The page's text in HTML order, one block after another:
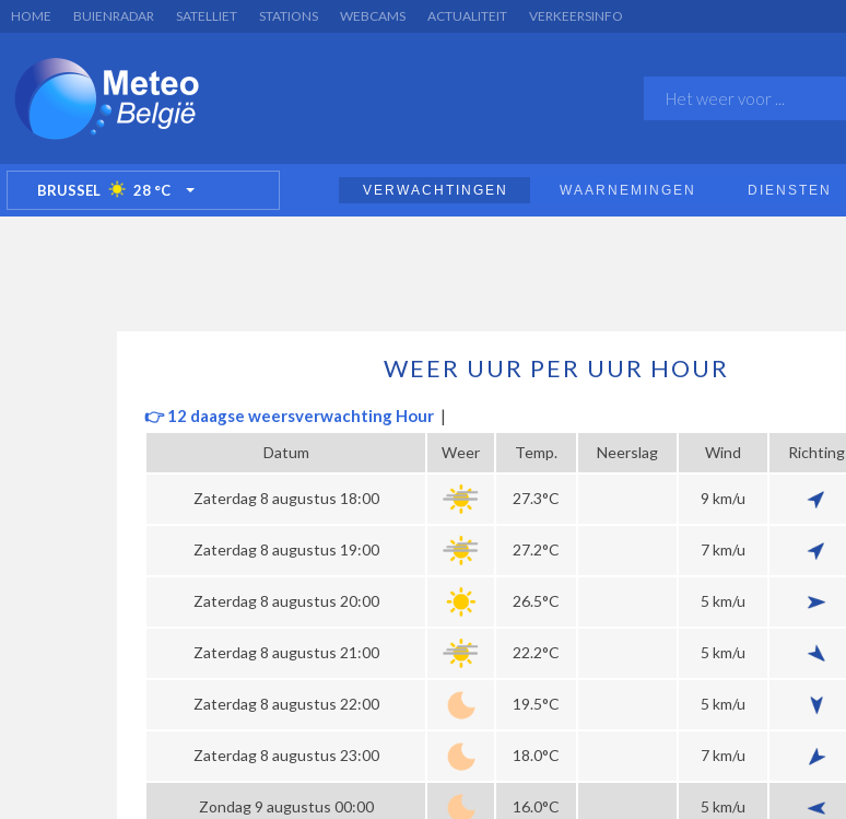
HOME BUIENRADAR SATELLIET STATIONS WEBCAMS ACTUALITEIT VERKEERSINFO
BRUSSEL 28°C TOGGLE DROPDOWN VERWACHTINGEN WAARNEMINGEN DIENSTEN
WEER UUR PER UUR HOUR
👉 12 daagse weersverwachting Hour |
Datum Weer Temp. Neerslag Wind Richting
Zaterdag 8 augustus 18:00 27.3°C 9 km/u
Zaterdag 8 augustus 19:00 27.2°C 7 km/u
Zaterdag 8 augustus 20:00 26.5°C 5 km/u
Zaterdag 8 augustus 21:00 22.2°C 5 km/u
Zaterdag 8 augustus 22:00 19.5°C 5 km/u
Zaterdag 8 augustus 23:00 18.0°C 7 km/u
Zondag 9 augustus 00:00 16.0°C 5 km/u